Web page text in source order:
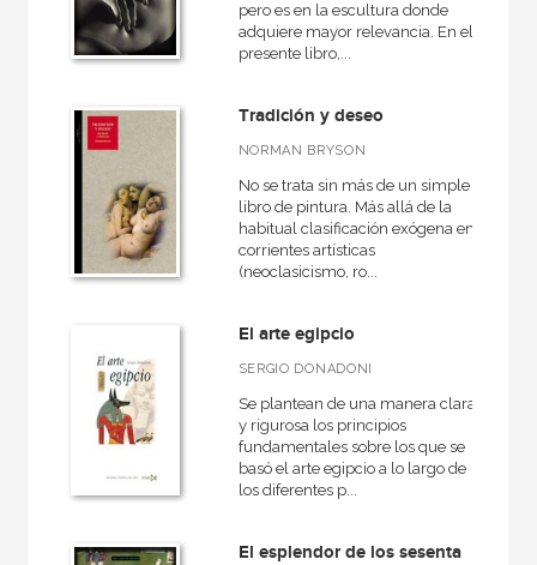
MATERIAS
Antiguo
Escultura
Estética y teoría del arte
Museología
Arquitectura
pero es en la escultura donde
adquiere mayor relevancia. En el
presente libro,...
Tradición y deseo
NORMAN BRYSON
No se trata sin más de un simple
libro de pintura. Más allá de la
habitual clasificación exógena en
corrientes artísticas
(neoclasicismo, ro...
El arte egipcio
SERGIO DONADONI
Se plantean de una manera clara
y rigurosa los principios
fundamentales sobre los que se
basó el arte egipcio a lo largo de
los diferentes p...
El esplendor de los sesenta